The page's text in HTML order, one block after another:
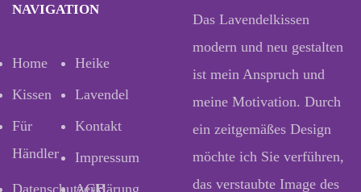
NAVIGATION
Home
Heike
Kissen
Lavendel
Für
Händler
Kontakt
Impressum
Datenschutzerklärung
AGB
Das Lavendelkissen
modern und neu gestalten
ist mein Anspruch und
meine Motivation. Durch
ein zeitgemäßes Design
möchte ich Sie verführen,
das verstaubte Image des